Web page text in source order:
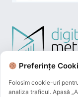
Preferințe
Folosim cookie-uri
analiza traficul. Apasă